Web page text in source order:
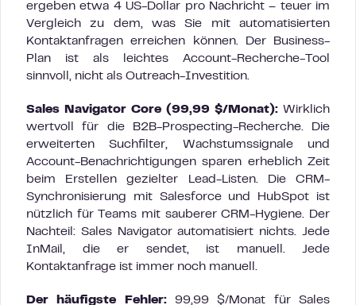
ergeben etwa 4 US-Dollar pro Nachricht – teuer im
Vergleich zu dem, was Sie mit automatisierten
Kontaktanfragen erreichen können. Der Business-
Plan ist als leichtes Account-Recherche-Tool
sinnvoll, nicht als Outreach-Investition.
Sales Navigator Core (99,99 $/Monat): Wirklich
wertvoll für die B2B-Prospecting-Recherche. Die
erweiterten Suchfilter, Wachstumssignale und
Account-Benachrichtigungen sparen erheblich Zeit
beim Erstellen gezielter Lead-Listen. Die CRM-
Synchronisierung mit Salesforce und HubSpot ist
nützlich für Teams mit sauberer CRM-Hygiene. Der
Nachteil: Sales Navigator automatisiert nichts. Jede
InMail, die er sendet, ist manuell. Jede
Kontaktanfrage ist immer noch manuell.
Der häufigste Fehler:99,99 $/Monat für Sales